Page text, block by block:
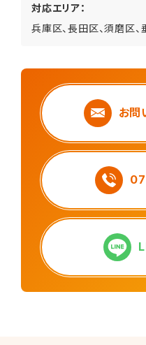
対応エリア：
兵庫区、長田区、須磨区、
お問